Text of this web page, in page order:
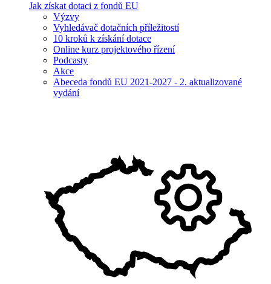
Jak získat dotaci z fondů EU
Výzvy
Vyhledávač dotačních příležitostí
10 kroků k získání dotace
Online kurz projektového řízení
Podcasty
Akce
Abeceda fondů EU 2021-2027 - 2. aktualizované
vydání